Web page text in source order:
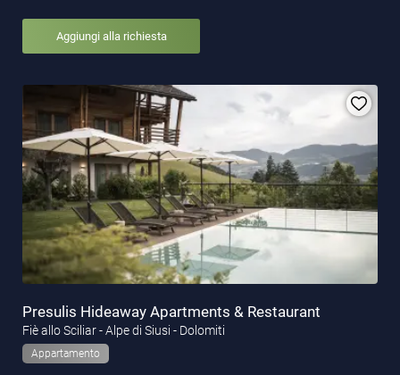
Aggiungi alla richiesta
Presulis Hideaway Apartments & Restaurant
Fiè allo Sciliar - Alpe di Siusi - Dolomiti
Appartamento